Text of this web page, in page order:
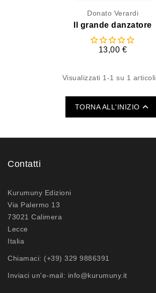
Donato Verardi
Il grande danzatore
13,00 €
Visualizzati 1-1 su 1 articoli
TORNA ALL'INIZIO 
Contatti
Kurumuny Edizioni
Via Palermo 13
73021 Calimera
Lecce
Italia
Chiamaci: (+39) 329 9886391
Inviaci un'e-mail: info@kurumuny.it